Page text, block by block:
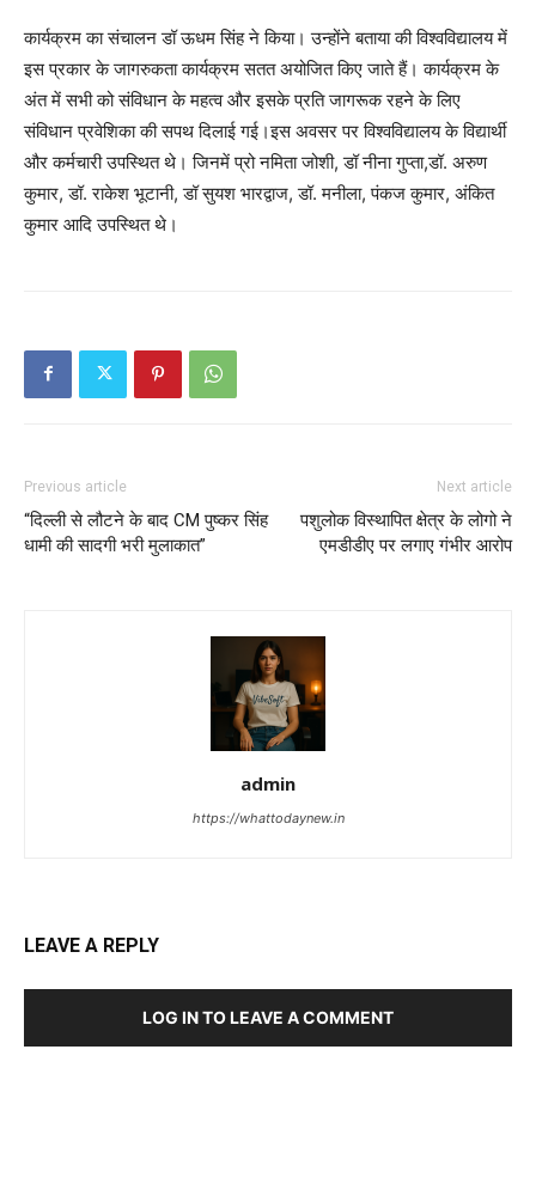
कार्यक्रम का संचालन डॉ ऊधम सिंह ने किया। उन्होंने बताया की विश्वविद्यालय में
इस प्रकार के जागरुकता कार्यक्रम सतत अयोजित किए जाते हैं। कार्यक्रम के
अंत में सभी को संविधान के महत्व और इसके प्रति जागरूक रहने के लिए
संविधान प्रवेशिका की सपथ दिलाई गई।इस अवसर पर विश्वविद्यालय के विद्यार्थी
और कर्मचारी उपस्थित थे। जिनमें प्रो नमिता जोशी, डॉ नीना गुप्ता,डॉ. अरुण
कुमार, डॉ. राकेश भूटानी, डॉ सुयश भारद्वाज, डॉ. मनीला, पंकज कुमार, अंकित
कुमार आदि उपस्थित थे।
Previous article
“दिल्ली से लौटने के बाद CM पुष्कर सिंह
धामी की सादगी भरी मुलाकात”
Next article
पशुलोक विस्थापित क्षेत्र के लोगो ने
एमडीडीए पर लगाए गंभीर आरोप
admin
https://whattodaynew.in
LEAVE A REPLY
LOG IN TO LEAVE A COMMENT